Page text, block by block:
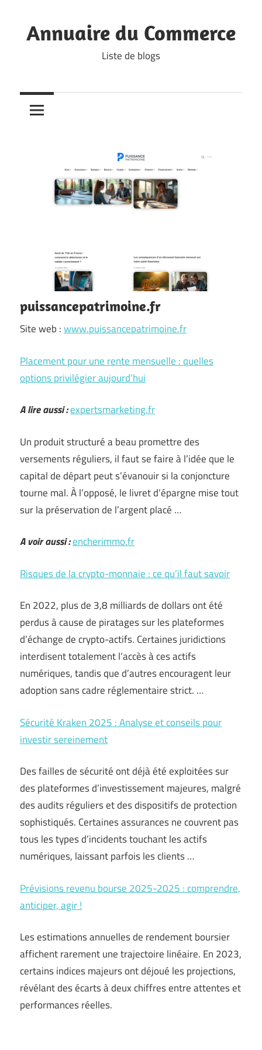
content
Annuaire du Commerce
Liste de blogs
puissancepatrimoine.fr
Site web :www.puissancepatrimoine.fr
Placement pour une rente mensuelle : quelles
options privilégier aujourd’hui
A lire aussi :expertsmarketing.fr
Un produit structuré a beau promettre des
versements réguliers, il faut se faire à l’idée que le
capital de départ peut s’évanouir si la conjoncture
tourne mal. À l’opposé, le livret d’épargne mise tout
sur la préservation de l’argent placé …
A voir aussi :encherimmo.fr
Risques de la crypto-monnaie : ce qu’il faut savoir
En 2022, plus de 3,8 milliards de dollars ont été
perdus à cause de piratages sur les plateformes
d’échange de crypto-actifs. Certaines juridictions
interdisent totalement l’accès à ces actifs
numériques, tandis que d’autres encouragent leur
adoption sans cadre réglementaire strict. …
Sécurité Kraken 2025 : Analyse et conseils pour
investir sereinement
Des failles de sécurité ont déjà été exploitées sur
des plateformes d’investissement majeures, malgré
des audits réguliers et des dispositifs de protection
sophistiqués. Certaines assurances ne couvrent pas
tous les types d’incidents touchant les actifs
numériques, laissant parfois les clients …
Prévisions revenu bourse 2025-2025 : comprendre,
anticiper, agir !
Les estimations annuelles de rendement boursier
affichent rarement une trajectoire linéaire. En 2023,
certains indices majeurs ont déjoué les projections,
révélant des écarts à deux chiffres entre attentes et
performances réelles.